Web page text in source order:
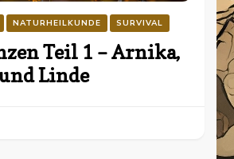
NATURHEILKUNDE SURVIVAL
Teil 1 – Arnika,
Linde